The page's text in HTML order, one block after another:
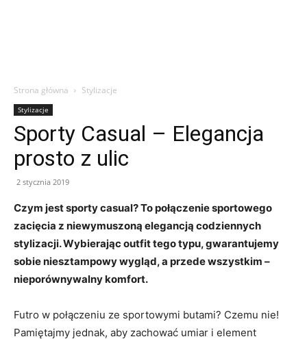
Strona główna Stylizacje
Stylizacje
Sporty Casual – Elegancja
prosto z ulic
2 stycznia 2019
Czym jest sporty casual? To połączenie sportowego
zacięcia z niewymuszoną elegancją codziennych
stylizacji. Wybierając outfit tego typu, gwarantujemy
sobie niesztampowy wygląd, a przede wszystkim –
nieporównywalny komfort.
Futro w połączeniu ze sportowymi butami? Czemu nie!
Pamiętajmy jednak, aby zachować umiar i element